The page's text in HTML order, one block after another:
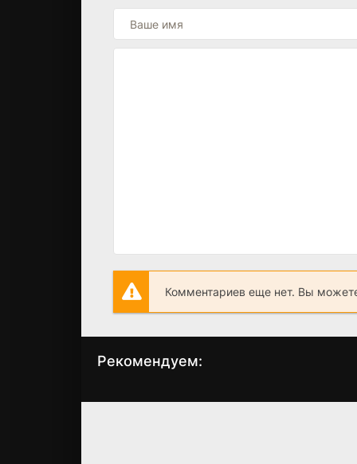
Комментариев еще нет. Вы
Рекомендуем:
Босх: Наследие Харизматы